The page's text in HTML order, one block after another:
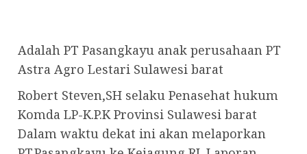
Adalah PT Pasangkayu anak perusahaan PT
Astra Agro Lestari Sulawesi barat
Robert Steven,SH selaku Penasehat hukum
Komda LP-K.P.K Provinsi Sulawesi barat
Dalam waktu dekat ini akan melaporkan